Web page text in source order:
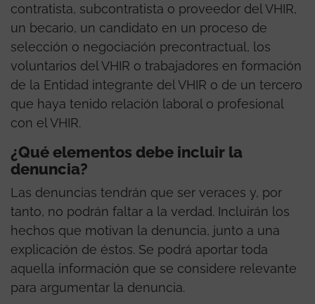
contratista, subcontratista o proveedor del VHIR,
un becario, un candidato en un proceso de
selección o negociación precontractual, los
voluntarios del VHIR o trabajadores en formación
de la Entidad integrante del VHIR o de un tercero
que haya tenido relación laboral o profesional
con el VHIR.
¿Qué elementos debe incluir la
denuncia?
Las denuncias tendrán que ser veraces y, por
tanto, no podrán faltar a la verdad. Incluirán los
hechos que motivan la denuncia, junto a una
explicación de éstos. Se podrá aportar toda
aquella información que se considere relevante
para argumentar la denuncia.